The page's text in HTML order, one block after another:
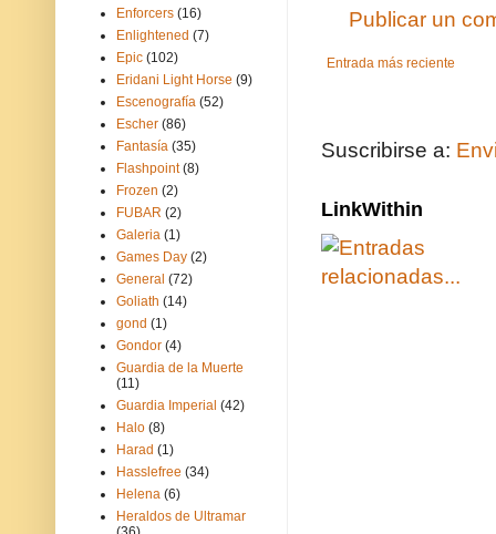
Publicar un
Entrada más reciente
Suscribirse a:
LinkWithin
Enforcers (16)
Enlightened (7)
Epic (102)
Eridani Light Horse (9)
Escenografía (52)
Escher (86)
Fantasía (35)
Flashpoint (8)
Frozen (2)
FUBAR (2)
Galeria (1)
Games Day (2)
General (72)
Goliath (14)
gond (1)
Gondor (4)
Guardia de la Muerte
(11)
Guardia Imperial (42)
Halo (8)
Harad (1)
Hasslefree (34)
Helena (6)
Heraldos de Ultramar